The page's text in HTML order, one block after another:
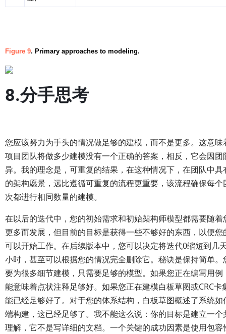
Figure 9. Primary approaches to modeling.
8.分手思考
您应该努力为手头的情况做足够的建模，而不是更多。这意味
项目团队将做多少建模没有一个正确的答案，相反，它会因团
异。我的理念是，可重复的结果，在这种情况下，在团队中具
的架构愿景，远比遵循可重复的流程更重要，该流程确保每个
次都进行相同数量的建模。
在以后的迭代中，您的初始需求和初始架构师模型都需要随着
更多而发展，但目前的目标是获得一些不够好的东西，以便您
可以开始工作。在后续版本中，您可以决定将迭代0缩短到几
小时，甚至可以根据您的情况完全删除它。秘诀是保持简单。
要为很多细节建模，只需要足够的模型。如果您正在编写用例
能意味着点状注释足够好。如果您正在建模白板草图或CRC卡
能已经足够好了。对于您的体系结构，白板草图概述了系统如
端构建，这已经足够了。我不能这么说：你的目标是建立一个
理解，它不是写详细的文档。一个关键的成功因素是使用包容